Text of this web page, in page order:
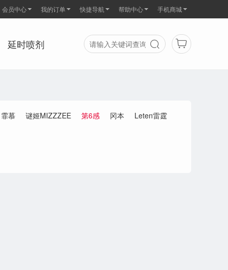
会员中心 我的订单 快捷导航 帮助中心 手机商城
延时喷剂
霏慕 谜姬MIZZZEE 第6感 冈本 Leten雷霆